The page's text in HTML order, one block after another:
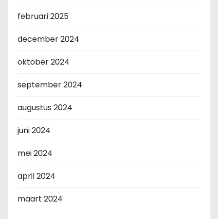
februari 2025
december 2024
oktober 2024
september 2024
augustus 2024
juni 2024
mei 2024
april 2024
maart 2024